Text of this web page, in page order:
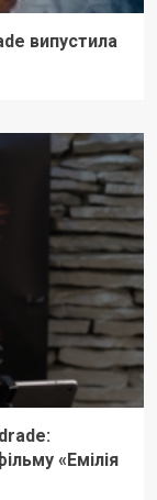
випустила
«Емілія